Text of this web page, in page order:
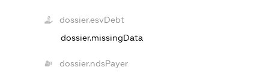
dossier.esvDebt
dossier.missingData
dossier.ndsPayer